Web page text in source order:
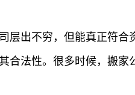
层出不穷，但能真正符
合法性。很多时候，搬